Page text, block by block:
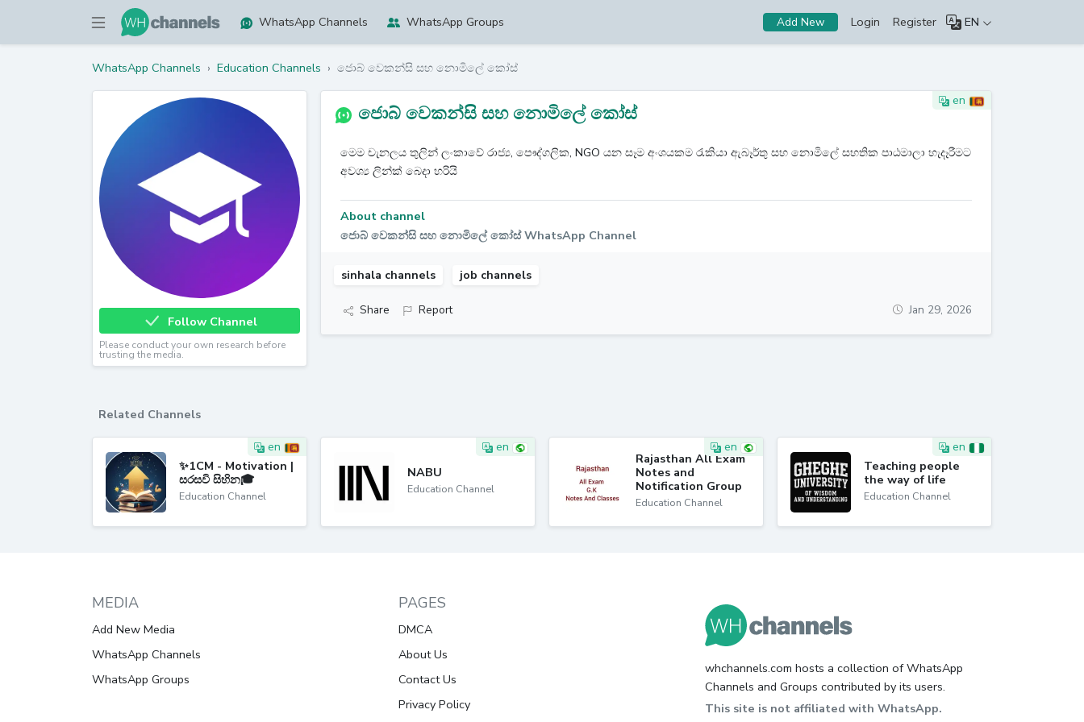
WhatsApp Channels WhatsApp Groups Add New Login Register EN
WhatsApp Channels › Education Channels › ජොබ් වෙකන්සි සහ නොමිලේ කෝස්‌
Follow Channel
Please conduct your own research before
trusting the media.
en
ජොබ් වෙකන්සි සහ නොමිලේ කෝස්‌
මෙම චැනලය තුලින් ලංකාවේ රාජ්‍ය, පෞද්ගලික, NGO යන සෑම අංශයකම රැකියා ඇබෑර්තු සහ නොමිලේ සහතික පාඨමාලා හැදෑරීමට
අවශ්‍ය ලින්ක් බෙදා හරියි
About channel
ජොබ් වෙකන්සි සහ නොමිලේ කෝස්‌ WhatsApp Channel
sinhala channels job channels
Share Report Jan 29, 2026
Related Channels
en
✨1CM - Motivation |
සරසවි සිහින🎓
Education Channel
en
NABU
Education Channel
en
Rajasthan All Exam
Notes and
Notification Group
Education Channel
en
Teaching people
the way of life
Education Channel
MEDIA
Add New Media
WhatsApp Channels
WhatsApp Groups
PAGES
DMCA
About Us
Contact Us
Privacy Policy
whchannels.com hosts a collection of WhatsApp
Channels and Groups contributed by its users.
This site is not affiliated with WhatsApp.